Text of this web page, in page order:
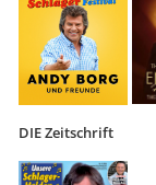
DIE Zeitschrift